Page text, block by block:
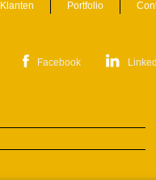
Klanten Portfolio
Facebook